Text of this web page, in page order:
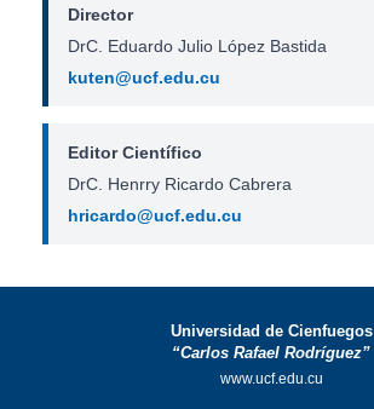
Director
DrC. Eduardo Julio López Bastida
kuten@ucf.edu.cu
Editor Científico
DrC. Henrry Ricardo Cabrera
hricardo@ucf.edu.cu
Universidad de Cienfuegos
“Carlos Rafael Rodríguez”
www.ucf.edu.cu